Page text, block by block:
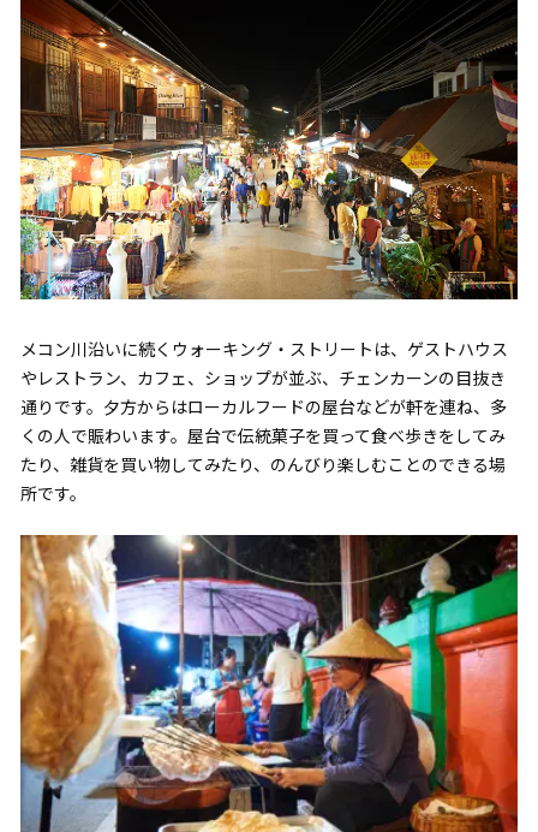
メコン川沿いに続くウォーキング・ストリートは、ゲストハウス
やレストラン、カフェ、ショップが並ぶ、チェンカーンの目抜き
通りです。夕方からはローカルフードの屋台などが軒を連ね、多
くの人で賑わいます。屋台で伝統菓子を買って食べ歩きをしてみ
たり、雑貨を買い物してみたり、のんびり楽しむことのできる場
所です。